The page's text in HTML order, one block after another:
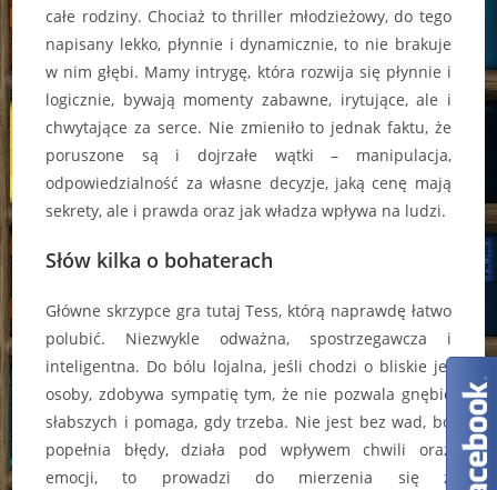
całe rodziny. Chociaż to thriller młodzieżowy, do tego
napisany lekko, płynnie i dynamicznie, to nie brakuje
w nim głębi. Mamy intrygę, która rozwija się płynnie i
logicznie, bywają momenty zabawne, irytujące, ale i
chwytające za serce. Nie zmieniło to jednak faktu, że
poruszone są i dojrzałe wątki – manipulacja,
odpowiedzialność za własne decyzje, jaką cenę mają
sekrety, ale i prawda oraz jak władza wpływa na ludzi.
Słów kilka o bohaterach
Główne skrzypce gra tutaj Tess, którą naprawdę łatwo
polubić. Niezwykle odważna, spostrzegawcza i
inteligentna. Do bólu lojalna, jeśli chodzi o bliskie jej
osoby, zdobywa sympatię tym, że nie pozwala gnębić
słabszych i pomaga, gdy trzeba. Nie jest bez wad, bo
popełnia błędy, działa pod wpływem chwili oraz
emocji, to prowadzi do mierzenia się z